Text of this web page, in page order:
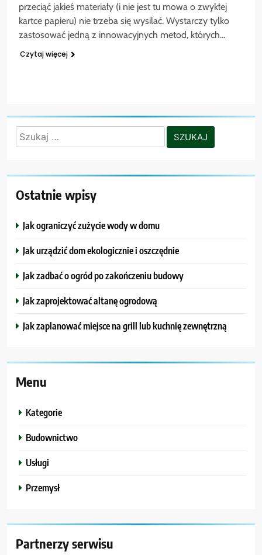
przeciąć jakieś materiały (i nie jest tu mowa o zwykłej
kartce papieru) nie trzeba się wysilać. Wystarczy tylko
zastosować jedną z innowacyjnych metod, których…
Czytaj więcej
Szukaj:
Ostatnie wpisy
Jak ograniczyć zużycie wody w domu
Jak urządzić dom ekologicznie i oszczędnie
Jak zadbać o ogród po zakończeniu budowy
Jak zaprojektować altanę ogrodową
Jak zaplanować miejsce na grill lub kuchnię zewnętrzną
Menu
Kategorie
Budownictwo
Usługi
Przemysł
Partnerzy serwisu